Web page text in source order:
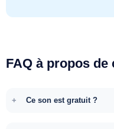
FAQ à propos de
Ce son est gratuit ?